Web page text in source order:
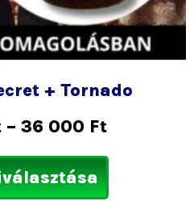
+ Tornado
– 36 000 Ft